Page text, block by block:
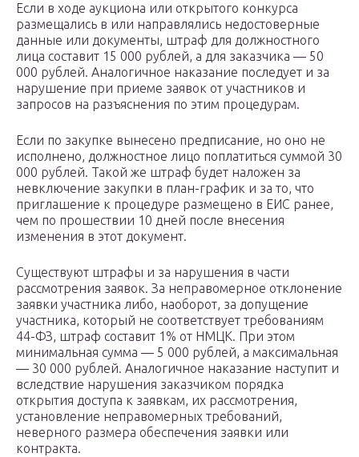
Если в ходе аукциона или открытого конкурса
размещались в или направлялись недостоверные
данные или документы, штраф для должностного
лица составит 15 000 рублей, а для заказчика — 50
000 рублей. Аналогичное наказание последует и за
нарушение при приеме заявок от участников и
запросов на разъяснения по этим процедурам.
Если по закупке вынесено предписание, но оно не
исполнено, должностное лицо поплатиться суммой 30
000 рублей. Такой же штраф будет наложен за
невключение закупки в план-график и за то, что
приглашение к процедуре размещено в ЕИС ранее,
чем по прошествии 10 дней после внесения
изменения в этот документ.
Существуют штрафы и за нарушения в части
рассмотрения заявок. За неправомерное отклонение
заявки участника либо, наоборот, за допущение
участника, который не соответствует требованиям
44-ФЗ, штраф составит 1% от НМЦК. При этом
минимальная сумма — 5 000 рублей, а максимальная
— 30 000 рублей. Аналогичное наказание наступит и
вследствие нарушения заказчиком порядка
открытия доступа к заявкам, их рассмотрения,
установление неправомерных требований,
неверного размера обеспечения заявки или
контракта.